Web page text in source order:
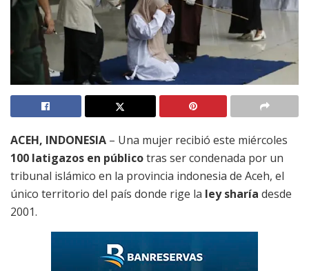
ACEH, INDONESIA – Una mujer recibió este miércoles
100 latigazos en públicotras ser condenada por un
tribunal islámico en la provincia indonesia de Aceh, el
único territorio del país donde rige la ley sharía desde
2001.